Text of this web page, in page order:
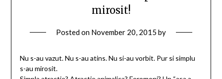
mirosit!
Posted on November 20, 2015 by
Nu s-au vazut. Nu s-au atins. Nu si-au vorbit. Pur si simplu
s-au mirosit.